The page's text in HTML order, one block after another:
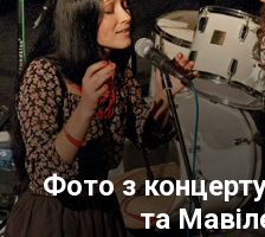
ПУБЛІКАЦІЇ
ДОВІДКА
Фото з
та